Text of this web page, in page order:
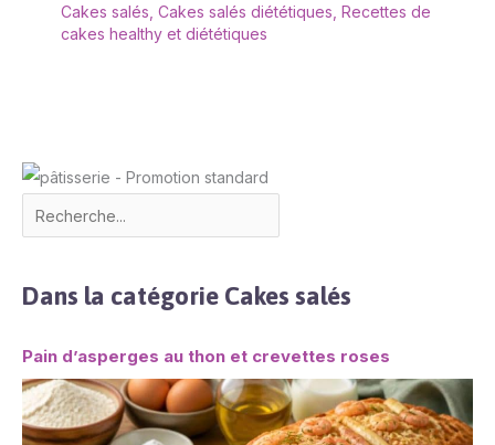
Cakes salés Cakes salés diététiques Recettes de
cakes healthy et diététiques
Dans la catégorie Cakes salés
Pain d’asperges au thon et crevettes roses